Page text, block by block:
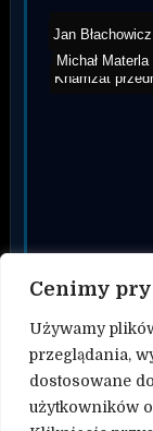
Cenimy
Używamy
przeglądania,
dostosowane
użytkowników
Khamzat
Merab
Jan
Michał Materla